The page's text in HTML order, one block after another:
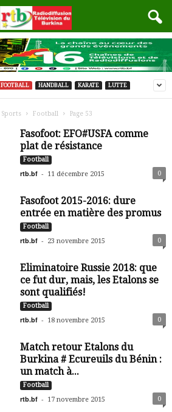
FOOTBALL HANDBALL KARATE LUTTE
Sports Football Page 53
Fasofoot: EFO#USFA comme
plat de résistance
Football
rtb.bf - 11 décembre 2015 0
Fasofoot 2015-2016: dure
entrée en matière des promus
Football
rtb.bf - 23 novembre 2015 0
Eliminatoire Russie 2018: que
ce fut dur, mais, les Etalons se
sont qualifiés!
Football
rtb.bf - 18 novembre 2015 0
Match retour Etalons du
Burkina # Ecureuils du Bénin :
un match à...
Football
rtb.bf - 17 novembre 2015 0